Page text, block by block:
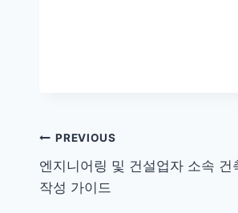
글
탐
PREVIOUS
엔지니어링 및 건설업자 소속 건
작성 가이드